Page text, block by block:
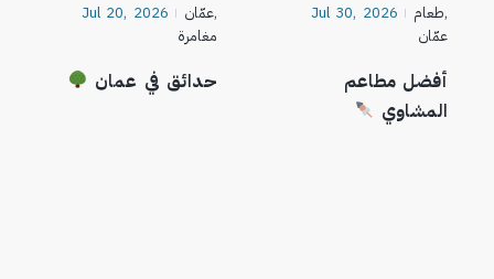
Jul 30, 2026 طعام,
عمّان
أفضل مطاعم
المشاوي
Jul 20, 2026 عمّان,
مغامرة
حدائق في عمان